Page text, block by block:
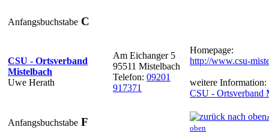
Anfangsbuchstabe C
CSU - Ortsverband
Mistelbach
Uwe Herath
Am Eichanger 5
95511 Mistelbach
Telefon: 09201
917371
Homepage:
http://www.csu-
weitere Information:
CSU - Ortsverband
Anfangsbuchstabe F
oben